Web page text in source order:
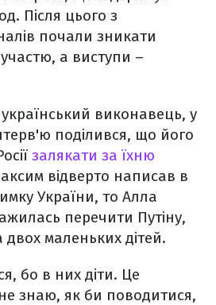
Після цього з
почали зникати
а виступи –
виконавець, у
поділився, що його
залякати за їхню
відверто написав в
України, то Алла
перечити Путіну,
маленьких дітей.
бо в них діти. Це
знаю, як би поводитися,